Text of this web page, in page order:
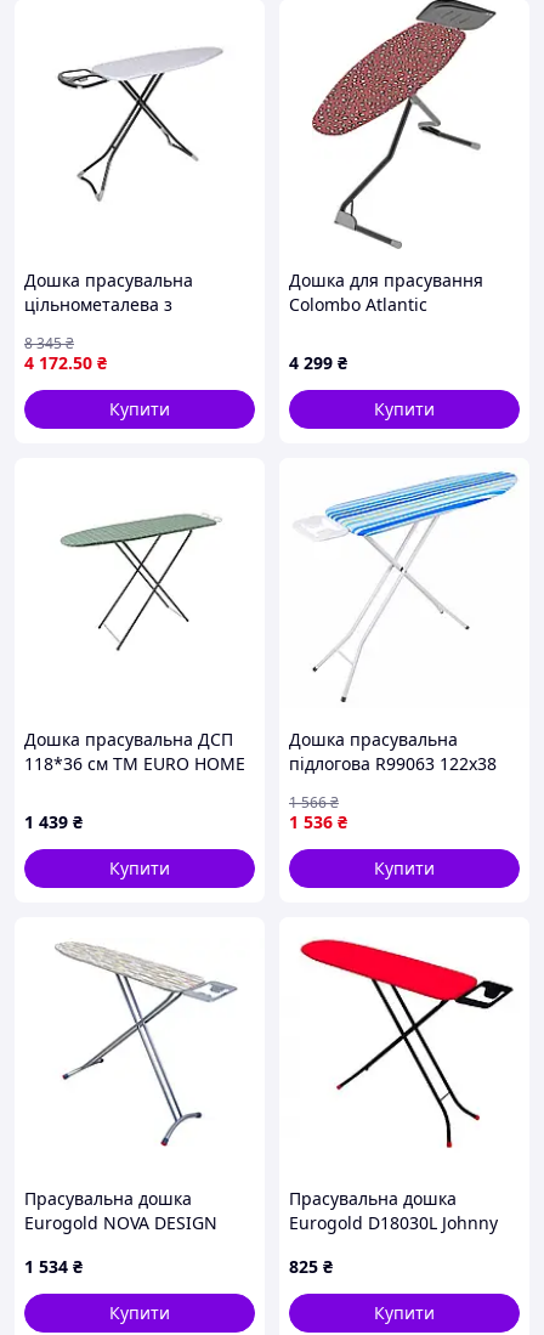
Дошка прасувальна
цільнометалева з
прасування з
антипригарними
вставками 120x40 см
4 172.50 ₴
8 345₴
Купити
Дошка для прасування
Colombo Atlantic
4 299 ₴
Купити
Дошка прасувальна ДСП
118*36 см ТМ EURO HOME
1 439 ₴
Купити
Дошка прасувальна
підлогова R99063 122х38
Різнокольоровий
1 536 ₴
1 566₴
Купити
Прасувальна дошка
Eurogold NOVA DESIGN
см mayak
1 534 ₴
Купити
Прасувальна дошка
Eurogold D18030L Johnny
825 ₴
Купити